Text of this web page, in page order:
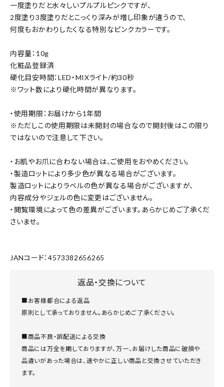
一度塗りだと水々しいプルプルピンクですが、
2度塗り3度塗りだとこっくり深みが増し印象が違うので、
何度もおかわりしたくなる特別なピンクカラーです。
内容量：10g
化粧品登録済
硬化目安時間：LED・MIXライト/約30秒
※ワット数により硬化時間が異なります。
・使用期限：お届けから1年間
※ただしこの使用期限は未開封の場合なので開封後はこの限り
ではないので注意して下さい。
・お肌やお爪に合わない場合は、ご使用をおやめください。
・製造ロットにより多少色が異なる場合がございます。
製造ロットによりラベルの色が異なる場合がございますが、
内容成分やジェルの色に変更はございません。
・閲覧環境によって色の差異がございます。あらかじめご了承くだ
さいませ。
JANコード：4573382656265
返品・交換について
■お客様都合による返品
原則として承っておりません。あらかじめご了承ください。
■商品不良・誤配送による交換
商品には万全を期しておりますが、万一、お届けした商品に破損や
品違いがあった場合は、速やかに正しい商品と交換させていただき
ます。